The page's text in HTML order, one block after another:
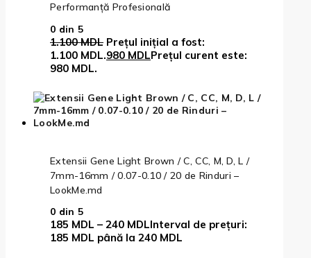
Performanță Profesională
0 din 5
1.100MDL Prețul inițial a fost:
1.100 MDL.980 MDLPrețul curent este:
980 MDL.
Extensii Gene Light Brown / C, CC, M, D, L /
7mm-16mm / 0.07-0.10 / 20 de Rinduri –
LookMe.md
0 din 5
185 MDL – 240 MDLInterval de prețuri:
185 MDL până la 240 MDL